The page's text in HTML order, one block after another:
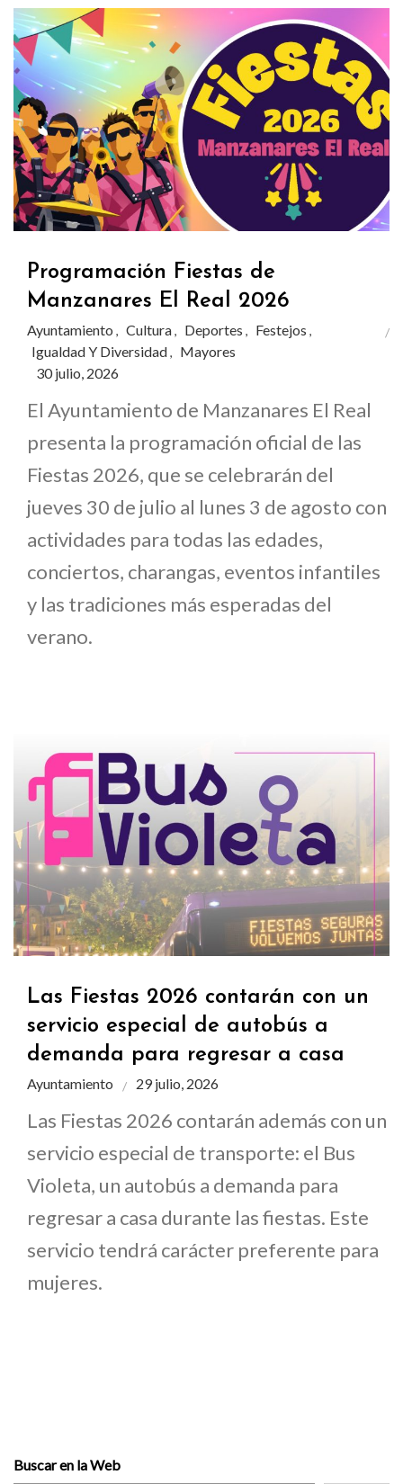
Programación Fiestas de
Manzanares El Real 2026
Ayuntamiento , Cultura, Deportes , Festejos ,
Igualdad Y Diversidad, Mayores
30 julio, 2026
El Ayuntamiento de Manzanares El Real
presenta la programación oficial de las
Fiestas 2026, que se celebrarán del
jueves 30 de julio al lunes 3 de agosto con
actividades para todas las edades,
conciertos, charangas, eventos infantiles
y las tradiciones más esperadas del
verano.
Las Fiestas 2026 contarán con un
servicio especial de autobús a
demanda para regresar a casa
Ayuntamiento 29 julio, 2026
Las Fiestas 2026 contarán además con un
servicio especial de transporte: el Bus
Violeta, un autobús a demanda para
regresar a casa durante las fiestas. Este
servicio tendrá carácter preferente para
mujeres.
Buscar en la Web